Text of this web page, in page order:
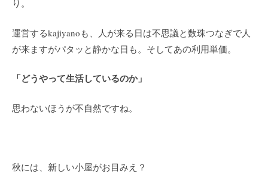
り。
運営するkajiyanoも、人が来る日は不思議と数珠つなぎで人
が来ますがパタッと静かな日も。そしてあの利用単価。
「どうやって生活しているのか」
思わないほうが不自然ですね。
秋には、新しい小屋がお目みえ？